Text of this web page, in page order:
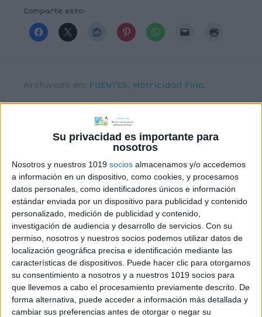
Su privacidad es importante para
nosotros
Nosotros y nuestros 1019 socios almacenamos y/o accedemos
a información en un dispositivo, como cookies, y procesamos
datos personales, como identificadores únicos e información
estándar enviada por un dispositivo para publicidad y contenido
personalizado, medición de publicidad y contenido,
investigación de audiencia y desarrollo de servicios. Con su
permiso, nosotros y nuestros socios podemos utilizar datos de
localización geográfica precisa e identificación mediante las
características de dispositivos. Puede hacer clic para otorgarnos
su consentimiento a nosotros y a nuestros 1019 socios para
que llevemos a cabo el procesamiento previamente descrito. De
forma alternativa, puede acceder a información más detallada y
cambiar sus preferencias antes de otorgar o negar su
Comparte esto:
Archivado en: FUENTES, Motricidad Fina
Comentarios
carmen dice
2 ABRIL, 2008 EN 11:28 AM
Gracias por las letras, me
vienen de miedo para el cole
RESPONDER